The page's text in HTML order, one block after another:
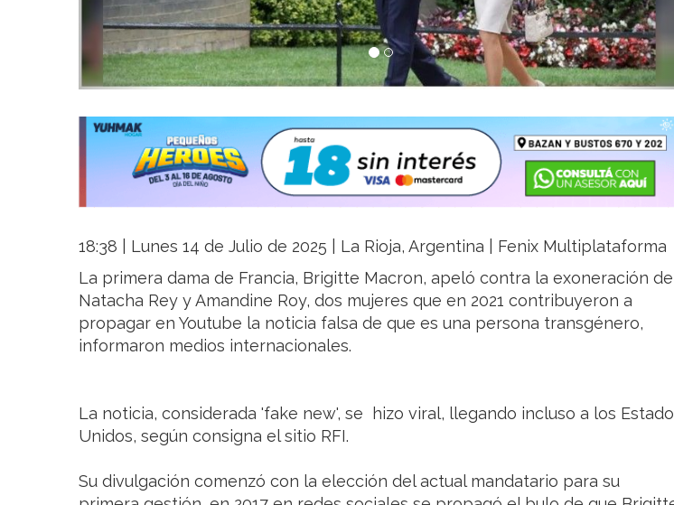
18:38 | Lunes 14 de Julio de 2025 | La Rioja, Argentina | Fenix Multiplataforma
La primera dama de Francia, Brigitte Macron, apeló contra la exoneración de
Natacha Rey y Amandine Roy, dos mujeres que en 2021 contribuyeron a
propagar en Youtube la noticia falsa de que es una persona transgénero,
informaron medios internacionales.
La noticia, considerada 'fake new', se hizo viral, llegando incluso a los Estados
Unidos, según consigna el sitio RFI.
Su divulgación comenzó con la elección del actual mandatario para su
primera gestión, en 2017 en redes sociales se propagó el bulo de que Brigitte